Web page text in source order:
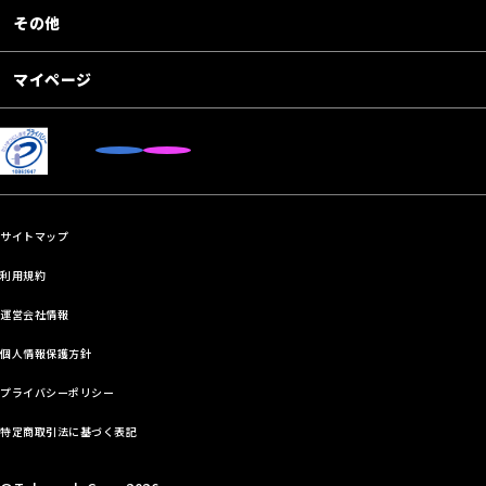
その他
マイページ
サイトマップ
利用規約
運営会社情報
個人情報保護方針
プライバシーポリシー
特定商取引法に基づく表記